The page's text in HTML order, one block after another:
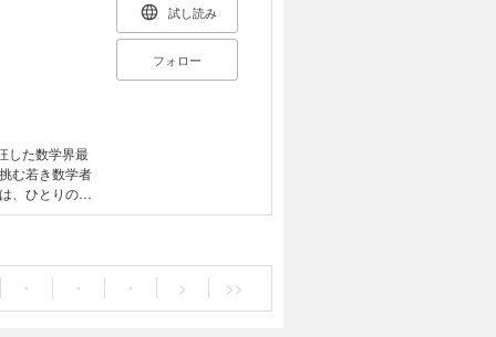
した数学界最
む若き数学者
、ひとりの大
を賭けた証明
試し読み
フォロー
・ ・ ・ > >>